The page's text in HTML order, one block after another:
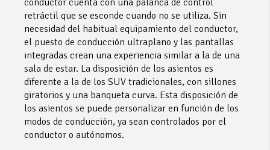
retráctil que se esconde cuando no se utiliza. Sin
necesidad del habitual equipamiento del conductor,
el puesto de conducción ultraplano y las pantallas
integradas crean una experiencia similar a la de una
sala de estar. La disposición de los asientos es
diferente a la de los SUV tradicionales, con sillones
giratorios y una banqueta curva. Esta disposición de
los asientos se puede personalizar en función de los
modos de conducción, ya sean controlados por el
conductor o autónomos.